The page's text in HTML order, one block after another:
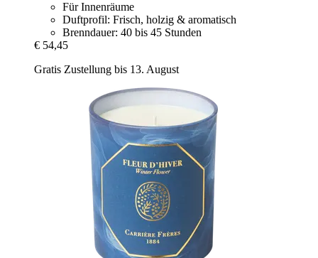
Für Innenräume
Duftprofil: Frisch, holzig & aromatisch
Brenndauer: 40 bis 45 Stunden
€ 54,45
Gratis Zustellung bis 13. August